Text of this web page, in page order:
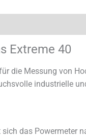
Extreme 40
die Messung von
industrielle
das Powermeter